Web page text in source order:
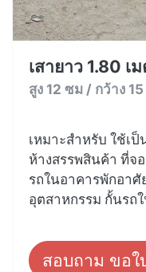
เสายาว 1.80 เ
สูง 12 ซม / กว้าง
เหมาะสำหรับ ใช้เ
ห้างสรรพสินค้า ที่จ
รถในอาคารพักอาศั
อุตสาหกรรม กั้นรถ
สอบถาม ขอใ